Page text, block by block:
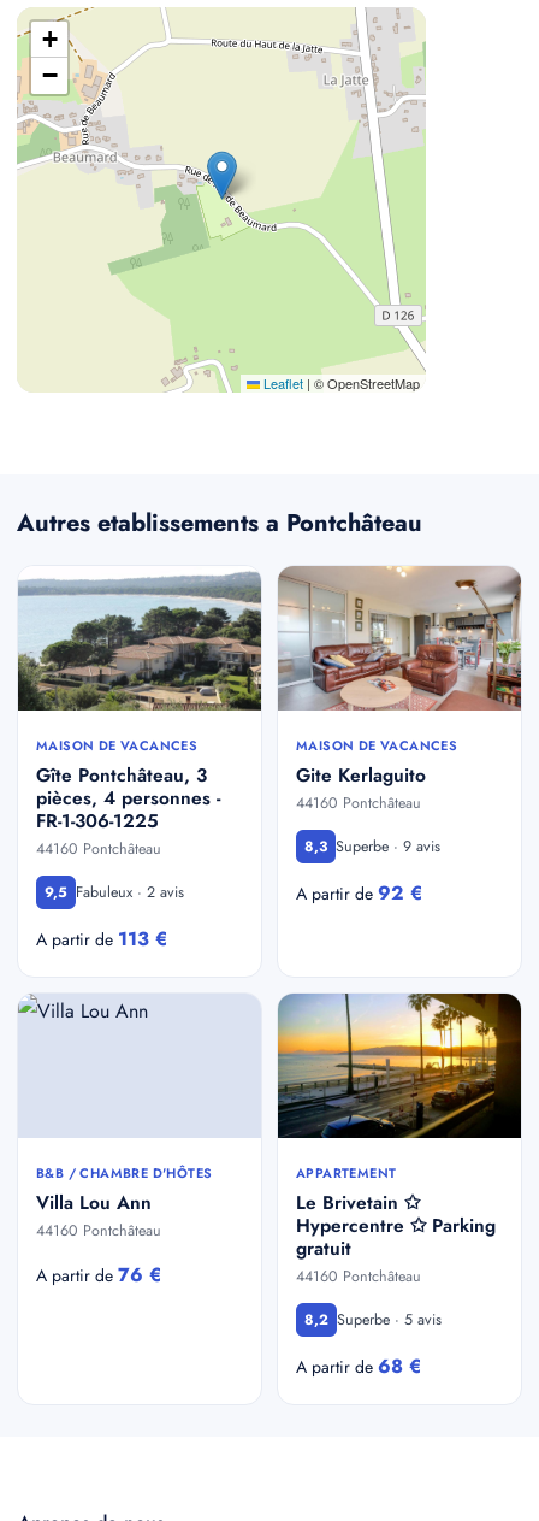
+
−
Leaflet | © OpenStreetMap
Autres etablissements a Pontchâteau
MAISON DE VACANCES
Gîte Pontchâteau, 3
pièces, 4 personnes -
FR-1-306-1225
44160 Pontchâteau
9,5 Fabuleux · 2 avis
A partir de 113 €
MAISON DE VACANCES
Gite Kerlaguito
44160 Pontchâteau
8,3 Superbe · 9 avis
A partir de 92 €
B&B / CHAMBRE D'HÔTES
Villa Lou Ann
44160 Pontchâteau
A partir de 76 €
APPARTEMENT
Le Brivetain ✩
Hypercentre ✩ Parking
gratuit
44160 Pontchâteau
8,2 Superbe · 5 avis
A partir de 68 €